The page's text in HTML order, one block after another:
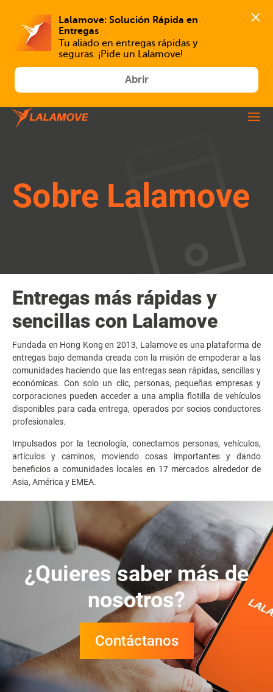
Lalamove: Solución Rápida en
Tu aliado en entregas rápidas y
seguras. ¡Pide un Lalamove!
Abrir
Sobre Lalamove
Entregas más rápidas y
sencillas con Lalamove
Fundada en Hong Kong en 2013, Lalamove es una plataforma de
entregas bajo demanda creada con la misión de empoderar a las
comunidades haciendo que las entregas sean rápidas, sencillas y
económicas. Con solo un clic, personas, pequeñas empresas y
corporaciones pueden acceder a una amplia flotilla de vehículos
disponibles para cada entrega, operados por socios conductores
profesionales.
Impulsados ​​por la tecnología, conectamos personas, vehículos,
artículos y caminos, moviendo cosas importantes y dando
beneficios a comunidades locales en 17 mercados alrededor de
Asia, América y EMEA.
¿Quieres saber más de
nosotros?
Contáctanos